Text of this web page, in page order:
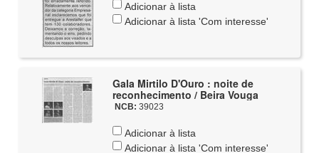
Adicionar à lista
Adicionar à lista 'Com interesse'
Gala Mirtilo D'Ouro : noite de
reconhecimento / Beira Vouga
NCB: 39023
Adicionar à lista
Adicionar à lista 'Com interesse'